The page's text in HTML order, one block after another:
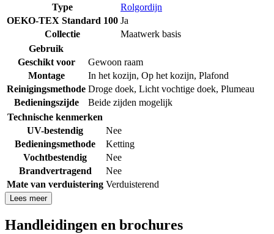
Type
Rolgordijn
OEKO-TEX Standard 100 Ja
Collectie
Maatwerk basis
Gebruik
Geschikt voor
Gewoon raam
Montage
In het kozijn, Op het kozijn, Plafond
Reinigingsmethode Droge doek, Licht vochtige doek, Plumeau
Bedieningszijde
Beide zijden mogelijk
Technische kenmerken
UV-bestendig
Nee
Bedieningsmethode
Ketting
Vochtbestendig
Nee
Brandvertragend
Nee
Mate van verduistering Verduisterend
Lees meer
Handleidingen en brochures